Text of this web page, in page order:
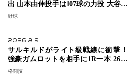
出 山本由伸投手は107球の力投 大谷翔
平選手が延長10回に勝利を呼び込む一
野球
2026.8.9
サルキルドがライト級戦線に衝撃！
強豪ガムロットを相手に1R一本 26歳
の豪州の新星が「トップ戦線」へ名乗
格闘技